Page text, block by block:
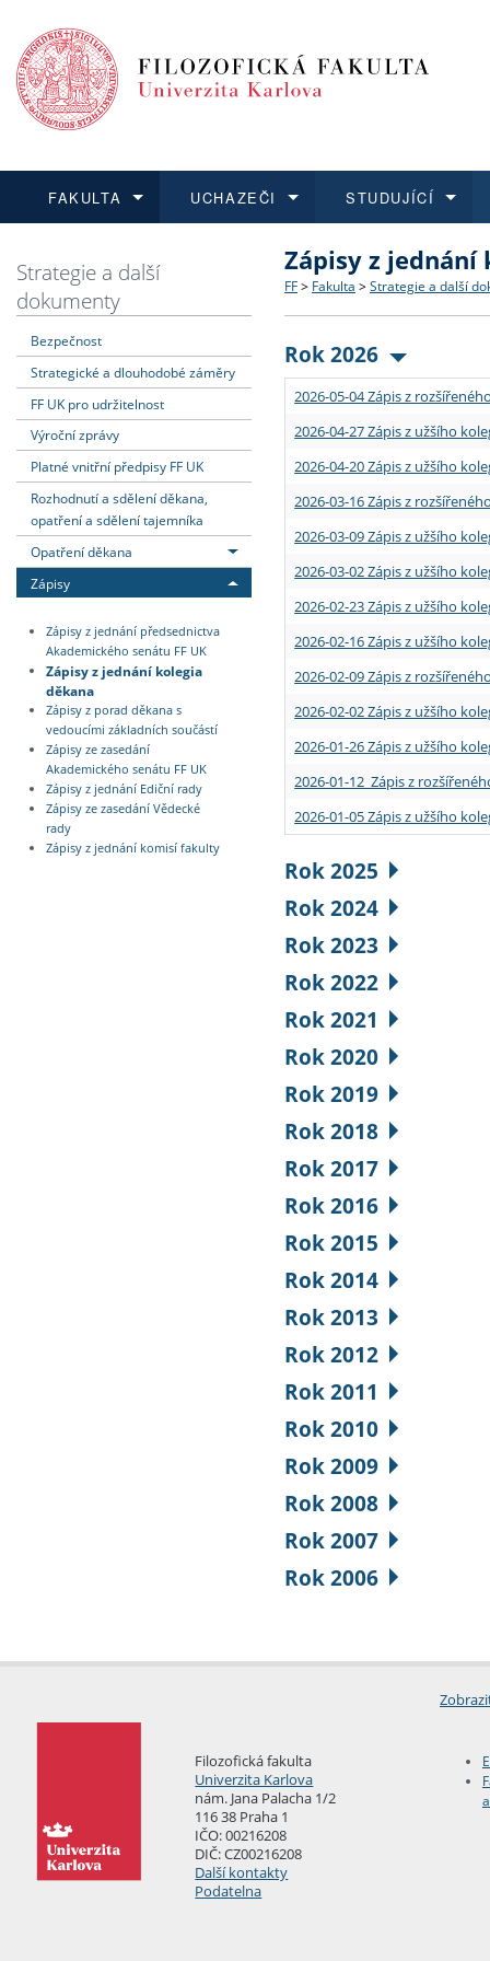
FAKULTA
Dozvědět se více
Struktura a historie
Strategie a další
Podpora a benefity pro
Absolventi fakulty
UCHAZEČI
Podat přihlášku
Co studovat a jak se
Učitelské studijní
Informace k průběhu
STUDUJÍCÍ
Dozvědět se více
Bakalářské a magisterské
Doktorské studium
Rigorózní řízení
Dozvědět se více
O vědě a výzkumu na FF
Akademické kvalifikace
Granty a projekty
Dozvědět se více
Aktuální nabídky a
Vyjíždějící studenti
Přijíždějící studenti
Vyjíždějící zaměstnanci
Strategie a další
dokumenty
Bezpečnost
Strategické a dlouhodobé záměry
FF UK pro udržitelnost
Výroční zprávy
Platné vnitřní předpisy FF UK
Rozhodnutí a sdělení děkana,
opatření a sdělení tajemníka
Opatření děkana
Zápisy
Zápisy z jednání předsednictva
Akademického senátu FF UK
Zápisy z jednání kolegia
děkana
Zápisy z porad děkana s
vedoucími základních součástí
Zápisy ze zasedání
Akademického senátu FF UK
Zápisy z jednání Ediční rady
Zápisy ze zasedání Vědecké
rady
Zápisy z jednání komisí fakulty
Zápisy z jednání
FF > Fakulta > Strategie a další
Rok 2026
2026-05-04 Zápis z
2026-04-27 Zápis z užšího
2026-04-20 Zápis z užšího
2026-03-16 Zápis z
2026-03-09 Zápis z užšího
2026-03-02 Zápis z užšího
2026-02-23 Zápis z užšího
2026-02-16 Zápis z užšího
2026-02-09 Zápis z
2026-02-02 Zápis z užšího
2026-01-26 Zápis z užšího
2026-01-12 Zápis z
2026-01-05 Zápis z užšího
Rok 2025
Rok 2024
Rok 2023
Rok 2022
Rok 2021
Rok 2020
Rok 2019
Rok 2018
Rok 2017
Rok 2016
Rok 2015
Rok 2014
Rok 2013
Rok 2012
Rok 2011
Rok 2010
Rok 2009
Rok 2008
Rok 2007
Rok 2006
Filozofická fakulta
Univerzita Karlova
nám. Jana Palacha 1/2
116 38 Praha 1
IČO: 00216208
DIČ: CZ00216208
Další kontakty
Podatelna